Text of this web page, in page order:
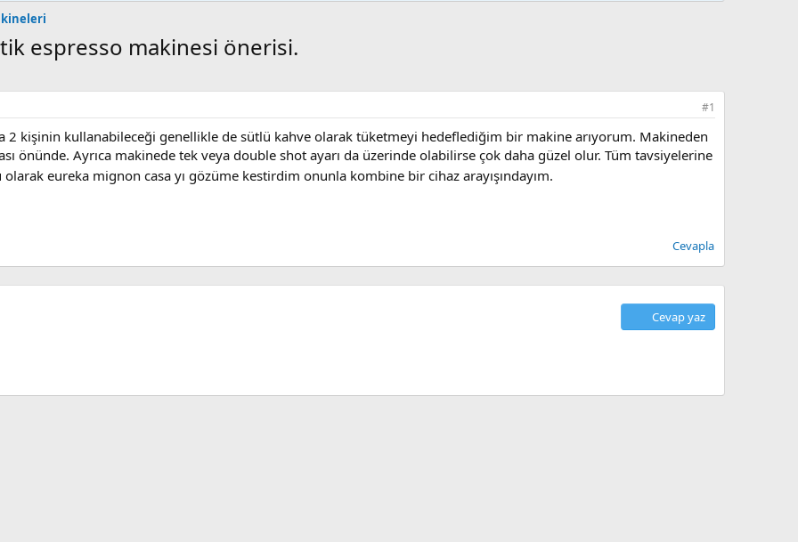
espresso makinesi önerisi.
#1
2 kişinin kullanabileceği genellikle de sütlü kahve olarak tüketmeyi hedeflediğim bir makine arıyorum. Makineden
önünde. Ayrıca makinede tek veya double shot ayarı da üzerinde olabilirse çok daha güzel olur. Tüm tavsiyelerine
olarak eureka mignon casa yı gözüme kestirdim onunla kombine bir cihaz arayışındayım.
Cevapla
Cevap yaz